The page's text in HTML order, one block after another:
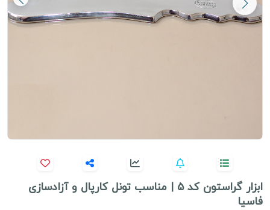
ابزار گراستون کد 5 | مناسب تونل کارپال و آزادسازی
فاسیا